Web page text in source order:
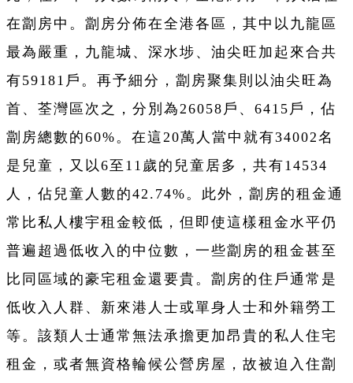
在劏房中。劏房分佈在全港各區，其中以九龍區
最為嚴重，九龍城、深水埗、油尖旺加起來合共
有59181戶。再予細分，劏房聚集則以油尖旺為
首、荃灣區次之，分別為26058戶、6415戶，佔
劏房總數的60%。在這20萬人當中就有34002名
是兒童，又以6至11歲的兒童居多，共有14534
人，佔兒童人數的42.74%。此外，劏房的租金通
常比私人樓宇租金較低，但即使這樣租金水平仍
普遍超過低收入的中位數，一些劏房的租金甚至
比同區域的豪宅租金還要貴。劏房的住戶通常是
低收入人群、新來港人士或單身人士和外籍勞工
等。該類人士通常無法承擔更加昂貴的私人住宅
租金，或者無資格輪候公營房屋，故被迫入住劏